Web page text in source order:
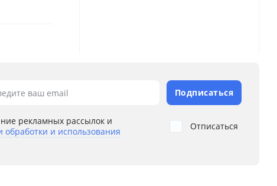
ваш email Подписаться
рекламных рассылок и
обработки и использования
Отписаться